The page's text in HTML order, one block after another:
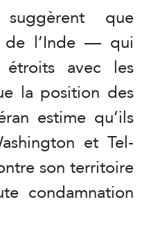
que
de l’Inde — qui
avec les
la position des
estime qu’ils
et Tel-
son territoire
condamnation